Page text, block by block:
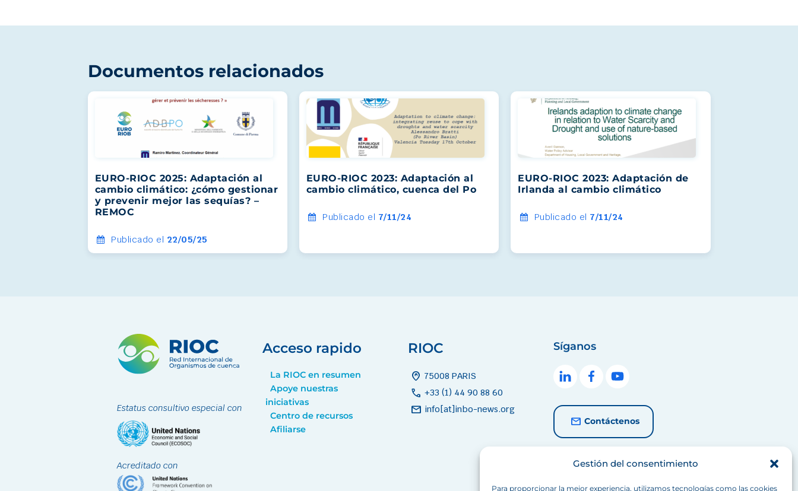
Gestión del consentimiento
Para proporcionar la mejor experiencia, utilizamos tecnologías como las cookies
Documentos relacionados
EURO-RIOC 2025: Adaptación al
cambio climático: ¿cómo gestionar
y prevenir mejor las sequías? –
REMOC
Publicado el 22/05/25
EURO-RIOC 2023: Adaptación al
cambio climático, cuenca del Po
Publicado el 7/11/24
EURO-RIOC 2023: Adaptación de
Irlanda al cambio climático
Publicado el 7/11/24
Estatus consultivo especial con
Acreditado con
Acceso rapido
La RIOC en resumen
Apoye nuestras
iniciativas
Centro de recursos
Afiliarse
RIOC
home_pin 75008 PARIS
call +33 (1) 44 90 88 60
mail info[at]inbo-news.org
Síganos
Contáctenos